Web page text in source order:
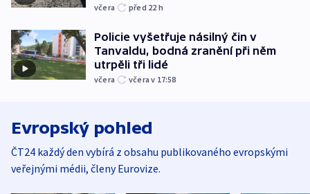
včera před 22 h
Policie vyšetřuje násilný čin v
Tanvaldu, bodná zranění při něm
utrpěli tři lidé
včera včera v 17:58
Evropský pohled
ČT24 každý den vybírá z obsahu publikovaného evropskými
veřejnými médii, členy Eurovize.